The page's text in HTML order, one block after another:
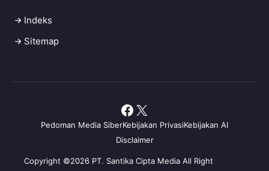
Indeks
Sitemap
Copyright ©2026 PT. Santika Cipta Media All Right
Pedoman Media SiberKebijakan PrivasiKebijakan AI
Disclaimer
Facebook
X